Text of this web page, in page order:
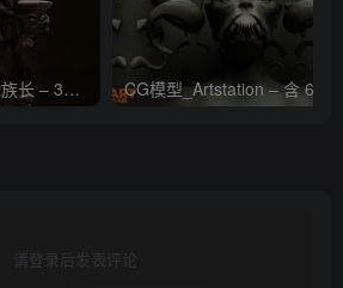
CG模型_伊莎贝尔女族长 – 3D 模型_CGART_模型下载
请登录后发表评论